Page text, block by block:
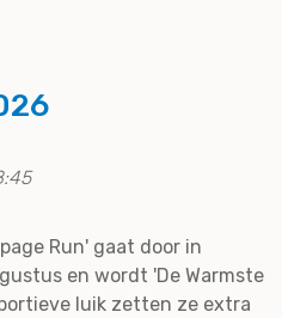
Run' gaat door in
en wordt 'De Warmste
luik zetten ze extra